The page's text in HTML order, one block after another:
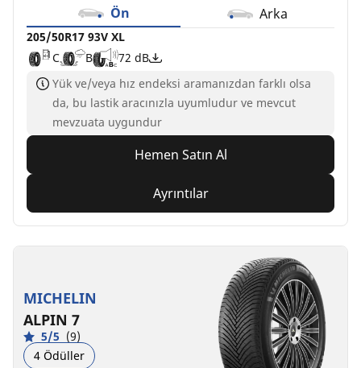
Ön Arka
205/50R17 93V XL
C
B 72 dB
Yük ve/veya hız endeksi aramanızdan farklı olsa
da, bu lastik aracınızla uyumludur ve mevcut
mevzuata uygundur
Hemen Satın Al
Ayrıntılar
MICHELIN
ALPIN 7
5/5 (9)
4 Ödüller